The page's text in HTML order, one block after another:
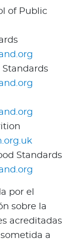
of Public
Standards
por el
sobre la
acreditadas
a